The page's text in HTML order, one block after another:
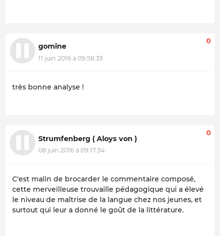
gomine
11 juin 2016 à 09:58:33
0
très bonne analyse !
Strumfenberg ( Aloys von )
08 juin 2016 à 09:17:34
0
C'est malin de brocarder le commentaire composé,
cette merveilleuse trouvaille pédagogique qui a élevé
le niveau de maîtrise de la langue chez nos jeunes, et
surtout qui leur a donné le goût de la littérature.